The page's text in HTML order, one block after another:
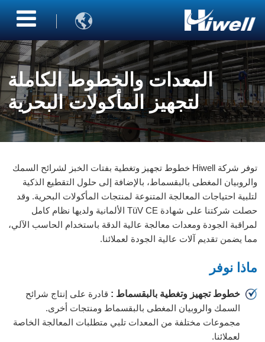

المعدات والخطوط الكاملة
لتجهيز المأكولات البحرية
توفر شركة Hiwell خطوط تجهيز وتغطية بفتات الخبز لشرائح السمك
والروبيان المغطى بالبقسماط، بالإضافة إلى حلول التقطيع الذكية
لتلبية احتياجات المعالجة المتنوعة لمنتجات المأكولات البحرية. وقد
حصلت شركتنا على شهادة TüV CE الألمانية ولديها نظام كامل
لمراقبة الجودة ومعدات معالجة عالية الدقة باستخدام الحاسب الآلي،
مما يضمن تقديم آلات عالية الجودة لعملائنا.
ماذا نوفر
خطوط تجهيز وتغطية بالبقسماط : قادرة على إنتاج شرائح
السمك والروبيان المغطى بالبقسماط ومنتجات أخرى.
مجموعات مختلفة من المعدات تلبي متطلبات المعالجة الخاصة
لعملائنا.